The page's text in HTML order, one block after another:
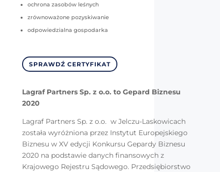
ochrona zasobów leśnych
zrównoważone pozyskiwanie
odpowiedzialna gospodarka
SPRAWDŹ CERTYFIKAT
Lagraf Partners Sp. z o.o. to Gepard Biznesu
2020
Lagraf Partners Sp. z o.o. w Jelczu-Laskowicach
została wyróżniona przez Instytut Europejskiego
Biznesu w XV edycji Konkursu Gepardy Biznesu
2020 na podstawie danych finansowych z
Krajowego Rejestru Sądowego. Przedsiębiorstwo